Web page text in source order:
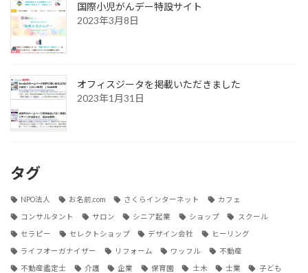
国際小児がんデー特設サイト
2023年3月8日
オフィスジータを掲載いただきました
2023年1月31日
タグ
NPO法人 お名前.com さくらインターネット カフェ
コンサルタント サロン シニア起業 ショップ スクール
セラピー セレクトショップ デザイン会社 ヒーリング
ライフオーガナイザー リフォーム ワッフル 不動産
不動産鑑定士 介護 企業 保育園 土木 士業 子ども